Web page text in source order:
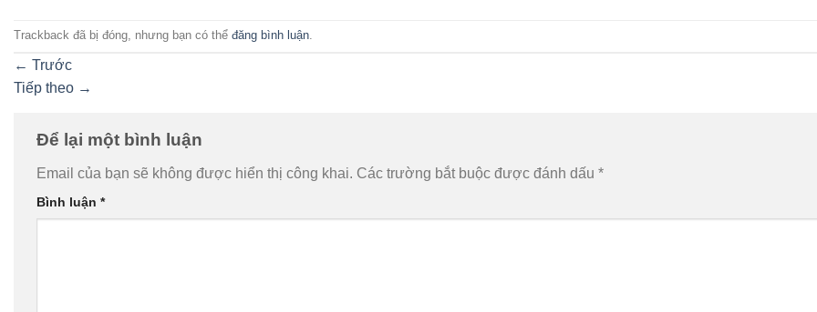
Trackback đã bị đóng, nhưng bạn có thể đăng bình luận
← Trước
Tiếp theo →
Để lại một bình luận
Email của bạn sẽ không được hiển thị công khai. Các trường bắt buộc được đánh dấu *
Bình luận *